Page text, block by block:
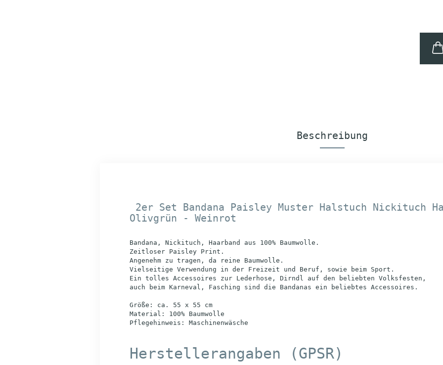
Beschreibung
2er Set Bandana Paisley Muster Halstuch Nickituch
Olivgrün - Weinrot
Bandana, Nickituch, Haarband aus 100% Baumwolle.
Zeitloser Paisley Print.
Angenehm zu tragen, da reine Baumwolle.
Vielseitige Verwendung in der Freizeit und Beruf, sowie beim Sport.
Ein tolles Accessoires zur Lederhose, Dirndl auf den beliebten Volksfesten,
auch beim Karneval, Fasching sind die Bandanas ein beliebtes Accessoires.
Größe: ca. 55 x 55 cm
Material: 100% Baumwolle
Pflegehinweis: Maschinenwäsche
Herstellerangaben (GPSR)